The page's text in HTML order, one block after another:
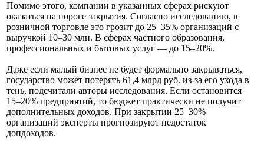
Помимо этого, компании в указанных сферах рискуют
оказаться на пороге закрытия. Согласно исследованию, в
розничной торговле это грозит до 25–35% организаций с
выручкой 10–30 млн. В сферах частного образования,
профессиональных и бытовых услуг — до 15–20%.
Даже если малый бизнес не будет формально закрываться,
государство может потерять 61,4 млрд руб. из-за его ухода в
тень, подсчитали авторы исследования. Если остановится
15–20% предприятий, то бюджет практически не получит
дополнительных доходов. При закрытии 25–30%
организаций эксперты прогнозируют недостаток
допдоходов.